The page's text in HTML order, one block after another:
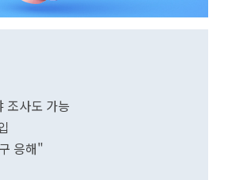
조사도 가능
응해"